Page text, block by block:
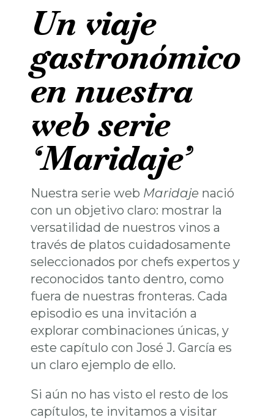
Un viaje
gastronómico
en nuestra
web serie
‘Maridaje’
Nuestra serie web Maridaje nació
con un objetivo claro: mostrar la
versatilidad de nuestros vinos a
través de platos cuidadosamente
seleccionados por chefs expertos y
reconocidos tanto dentro, como
fuera de nuestras fronteras. Cada
episodio es una invitación a
explorar combinaciones únicas, y
este capítulo con José J. García es
un claro ejemplo de ello.
Si aún no has visto el resto de los
capítulos, te invitamos a visitar